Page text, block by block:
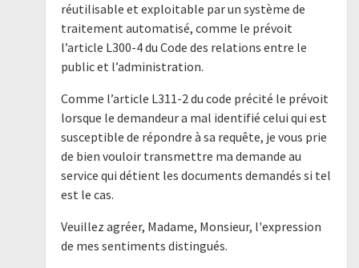
réutilisable et exploitable par un système de
traitement automatisé, comme le prévoit
l’article L300-4 du Code des relations entre le
public et l’administration.
Comme l’article L311-2 du code précité le prévoit
lorsque le demandeur a mal identifié celui qui est
susceptible de répondre à sa requête, je vous prie
de bien vouloir transmettre ma demande au
service qui détient les documents demandés si tel
est le cas.
Veuillez agréer, Madame, Monsieur, l'expression
de mes sentiments distingués.